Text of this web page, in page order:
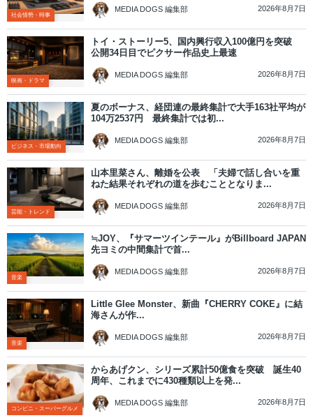
社会情勢・時事
MEDIA DOGS 編集部 2026年8月7日
映画・ドラマ
トイ・ストーリー5、国内興行収入100億円を突破
公開34日目でピクサー作品史上最速
MEDIA DOGS 編集部 2026年8月7日
ビジネス・市場動向
夏のボーナス、経団連の最終集計で大手163社平均が
104万2537円 最終集計では初...
MEDIA DOGS 編集部 2026年8月7日
芸能・トレンド
山本里菜さん、離婚を公表 「夫婦で話し合いを重
ねた結果それぞれの道を歩むこととなりま...
MEDIA DOGS 編集部 2026年8月7日
音楽
≒JOY、『サマーツインテール』がBillboard JAPAN
先ヨミの中間集計で首...
MEDIA DOGS 編集部 2026年8月7日
音楽
Little Glee Monster、新曲『CHERRY COKE』に結
海さんが作...
MEDIA DOGS 編集部 2026年8月7日
コンビニ・スーパーグルメ
からあげクン、シリーズ累計50億食を突破 誕生40
周年、これまでに430種類以上を発...
MEDIA DOGS 編集部 2026年8月7日